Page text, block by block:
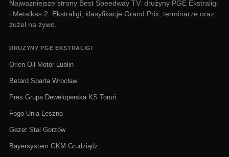
Najważniejsze strony Best Speedway TV: drużyny PGE Ekstraligi
i Metalkas 2. Ekstraligi, klasyfikacje Grand Prix, terminarze oraz
żużel na żywo.
DRUŻYNY PGE EKSTRALIGI
Orlen Oil Motor Lublin
Betard Sparta Wrocław
Pres Grupa Deweloperska KS Toruń
Fogo Unia Leszno
Gezet Stal Gorzów
Bayersystem GKM Grudziądz